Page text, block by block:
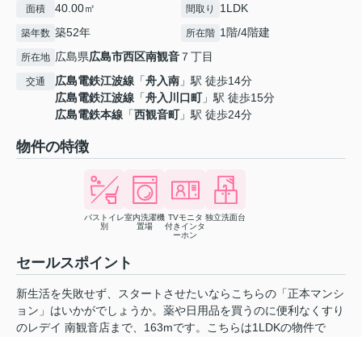
面積 40.00㎡ 間取り 1LDK
築年数 築52年 所在階 1階/4階建
所在地 広島県広島市西区南観音 ７丁目
交通 広島電鉄江波線 「舟入南 」駅 徒歩14分
広島電鉄江波線 「舟入川口町」駅 徒歩15分
広島電鉄本線 「西観音町」駅 徒歩24分
物件の特徴
バストイレ
別
室内洗濯機
置場
TVモニタ
付きインタ
ーホン
独立洗面台
セールスポイント
新生活を失敗せず、スタートさせたいならこちらの「正本マンシ
ョン」はいかがでしょうか。薬や日用品を買うのに便利なくすり
のレデイ 南観音店まで、163mです。こちらは1LDKの物件で